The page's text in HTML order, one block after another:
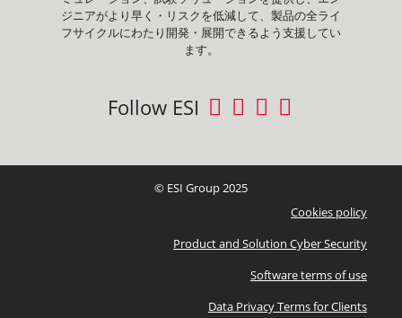
ジニアがより早く・リスクを低減して、製品の全ライ
フサイクルにわたり開発・展開できるよう支援してい
ます。
Follow ESI
© ESI Group 2025
Cookies policy
Product and Solution Cyber Security
Software terms of use
Data Privacy Terms for Clients